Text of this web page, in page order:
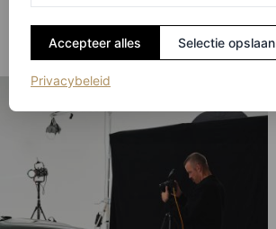
Accepteer alles Selectie opslaan
Privacybeleid